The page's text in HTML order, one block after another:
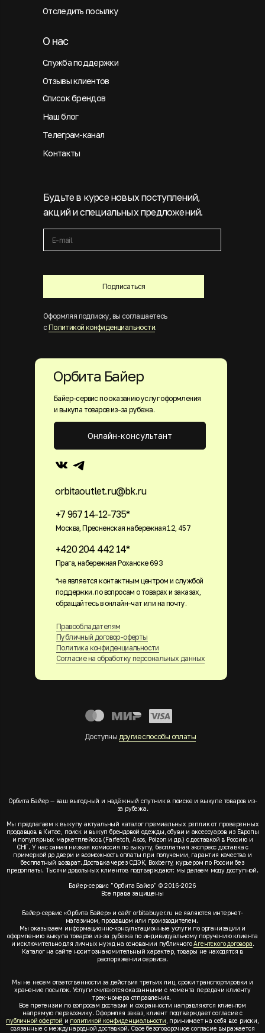
Подписаться
Будьте в курсе новых поступлений,
акций и специальных предложений.
Оформляя подписку, вы соглашаетесь
с Политикой конфиденциальности.
Отследить посылку
Служба поддержки
О нас
Отзывы клиентов
Список брендов
Наш блог
Телеграм-канал
Контакты
Байер-сервис по оказанию услуг оформления
и выкупа товаров из-за рубежа.
+7 967 14-12-735*
Москва, Пресненская набережная 12, 457
+420 204 442 14*
Прага, набережная Роханске 693
orbitaoutlet.ru@bk.ru
Правообладателям
Публичный договор-оферты
Политика конфиденциальности
Согласие на обработку персональных данных
Онлайн-консультант
Орбита Байер
Доступны другие способы оплаты
*не является контактным центром и службой
поддержки. по вопросам о товарах и заказах,
обращайтесь в онлайн-чат или на почту.
Орбита Байер — ваш выгодный и надёжный спутник в поиске и выкупе товаров из-
за рубежа.
Мы предлагаем к выкупу актуальный каталог премиальных реплик от проверенных
продавцов в Китае, поиск и выкуп брендовой одежды, обуви и аксессуаров из Европы
и популярных маркетплейсов (Farfetch, Asos, Poizon и др.) с доставкой в Россию и
СНГ. У нас самая низкая комиссия по выкупу, бесплатная экспресс доставка с
примеркой до двери и возможность оплаты при получении, гарантия качества и
бесплатный возврат. Доставка через СДЭК, Boxberry, курьером по России без
предоплаты. Тысячи довольных клиентов подтверждают: мы делаем моду доступной.
Байер-сервис "Орбита Байер" © 2016-2026
Все права защищены
Байер-сервис «Орбита Байер» и сайт orbitabuyer.ru не являются интернет-
магазином, продавцом или производителем.
Мы оказываем информационно-консультационные услуги по организации и
оформлению выкупа товаров из-за рубежа по индивидуальному поручению клиента
и исключительно для личных нужд на основании публичногоАгентского договора.
Каталог на сайте носит ознакомительный характер, товары не находятся в
распоряжении сервиса.
Мы не несем ответственности за действия третьих лиц, сроки транспортировки и
хранение посылок. Услуги считаются оказанными с момента передачи клиенту
трек-номера отправления.
Все претензии по вопросам доставки и сохранности направляются клиентом
напрямую перевозчику. Оформляя заказ, клиент подтверждает согласие с
публичной офертой и политикой конфиденциальности , принимает на себя все риски,
связанные с международной доставкой. Свое безоговорочное согласие выражается